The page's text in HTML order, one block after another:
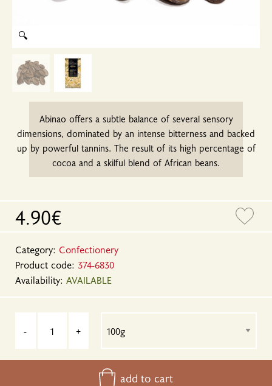
🔍
Abinao offers a subtle balance of several sensory
dimensions, dominated by an intense bitterness and backed
up by powerful tannins. The result of its high percentage of
cocoa and a skilful blend of African beans.
4.90€
Category: Confectionery
Product code: 374-6830
Availability: AVAILABLE
- +
add to cart